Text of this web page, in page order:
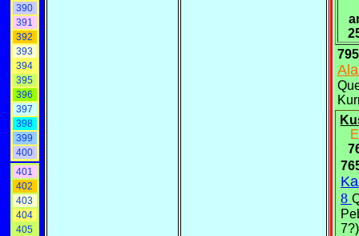
390
391
392
393
394
395
396
397
398
399
400
401
402
403
404
405
8
7?)